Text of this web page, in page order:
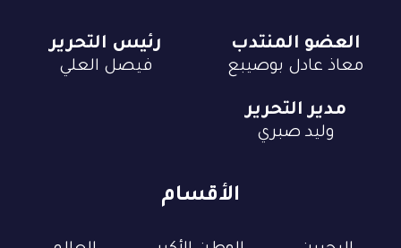
الأقسام
العضو المنتدب
معاذ عادل بوصيبع
رئيس التحرير
فيصل العلي
مدير التحرير
وليد صبري